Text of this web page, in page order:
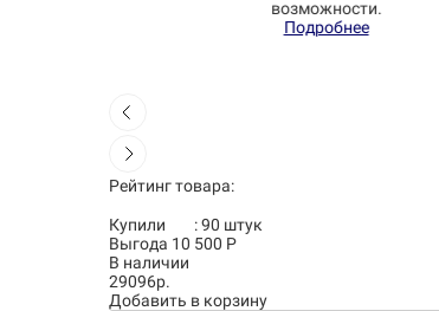
Рейтинг товара:
Купили :90 штук
Выгода 10 500 Р
В наличии
29096р.
Добавить в корзину